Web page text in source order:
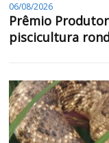
06/08/2026
Prêmio
piscicultura